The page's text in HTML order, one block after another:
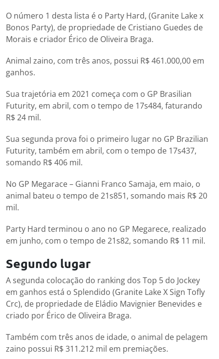
O número 1 desta lista é o Party Hard, (Granite Lake x
Bonos Party), de propriedade de Cristiano Guedes de
Morais e criador Érico de Oliveira Braga.
Animal zaino, com três anos, possui R$ 461.000,00 em
ganhos.
Sua trajetória em 2021 começa com o GP Brasilian
Futurity, em abril, com o tempo de 17s484, faturando
R$ 24 mil.
Sua segunda prova foi o primeiro lugar no GP Brazilian
Futurity, também em abril, com o tempo de 17s437,
somando R$ 406 mil.
No GP Megarace – Gianni Franco Samaja, em maio, o
animal bateu o tempo de 21s851, somando mais R$ 20
mil.
Party Hard terminou o ano no GP Megarece, realizado
em junho, com o tempo de 21s82, somando R$ 11 mil.
Segundo lugar
A segunda colocação do ranking dos Top 5 do Jockey
em ganhos está o Splendido (Granite Lake X Sign Tofly
Crc), de propriedade de Eládio Mavignier Benevides e
criado por Érico de Oliveira Braga.
Também com três anos de idade, o animal de pelagem
zaino possui R$ 311.212 mil em premiações.